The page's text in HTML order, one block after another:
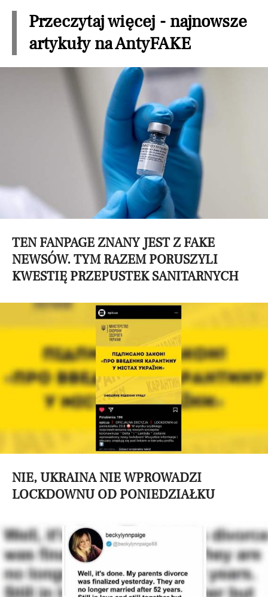
Przeczytaj więcej - najnowsze
artykuły na AntyFAKE
TEN FANPAGE ZNANY JEST Z FAKE
NEWSÓW. TYM RAZEM PORUSZYLI
KWESTIĘ PRZEPUSTEK SANITARNYCH
NIE, UKRAINA NIE WPROWADZI
LOCKDOWNU OD PONIEDZIAŁKU